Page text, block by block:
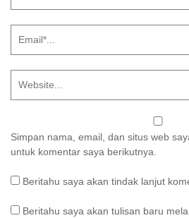
Simpan nama, email, dan situs web
untuk komentar saya berikutnya.
Beritahu saya akan tindak lanjut
Beritahu saya akan tulisan baru